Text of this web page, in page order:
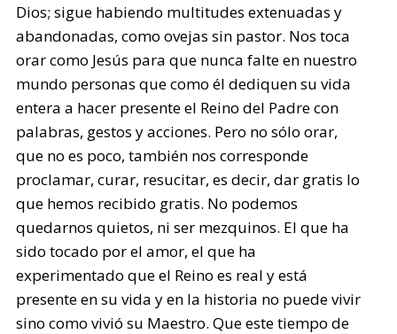
Dios; sigue habiendo multitudes extenuadas y
abandonadas, como ovejas sin pastor. Nos toca
orar como Jesús para que nunca falte en nuestro
mundo personas que como él dediquen su vida
entera a hacer presente el Reino del Padre con
palabras, gestos y acciones. Pero no sólo orar,
que no es poco, también nos corresponde
proclamar, curar, resucitar, es decir, dar gratis lo
que hemos recibido gratis. No podemos
quedarnos quietos, ni ser mezquinos. El que ha
sido tocado por el amor, el que ha
experimentado que el Reino es real y está
presente en su vida y en la historia no puede vivir
sino como vivió su Maestro. Que este tiempo de